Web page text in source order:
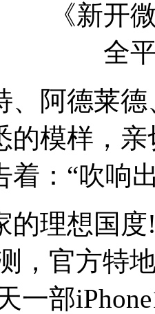
阿德莱德
的模样，
着：“吹响
理想国度!
，官方特
一部